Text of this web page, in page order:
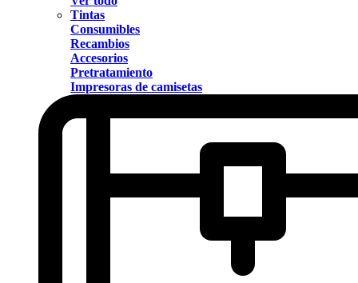
Tintas
Consumibles
Recambios
Accesorios
Pretratamiento
Impresoras de camisetas